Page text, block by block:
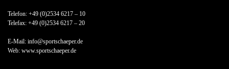
Telefon: +49 (0)2534 6217 – 10
Telefax: +49 (0)2534 6217 – 20
E-Mail: info@sportschaeper.de
Web: www.sportschaeper.de